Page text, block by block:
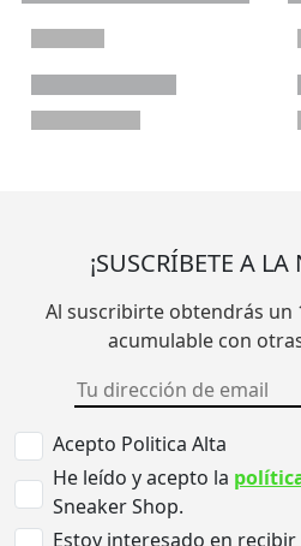
¡SUSCRÍBETE A LA
Al suscribirte obtendrás un
acumulable con
Acepto Politica Alta
He leído y acepto la
Sneaker Shop.
Estoy interesado en